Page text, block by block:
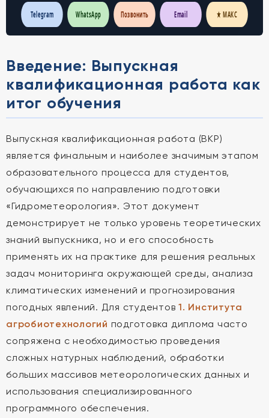
Telegram WhatsApp Позвонить Email ★ МАКС
Введение: Выпускная
квалификационная работа как
итог обучения
Выпускная квалификационная работа (ВКР)
является финальным и наиболее значимым этапом
образовательного процесса для студентов,
обучающихся по направлению подготовки
«Гидрометеорология». Этот документ
демонстрирует не только уровень теоретических
знаний выпускника, но и его способность
применять их на практике для решения реальных
задач мониторинга окружающей среды, анализа
климатических изменений и прогнозирования
погодных явлений. Для студентов 1. Института
агробиотехнологий подготовка диплома часто
сопряжена с необходимостью проведения
сложных натурных наблюдений, обработки
больших массивов метеорологических данных и
использования специализированного
программного обеспечения.